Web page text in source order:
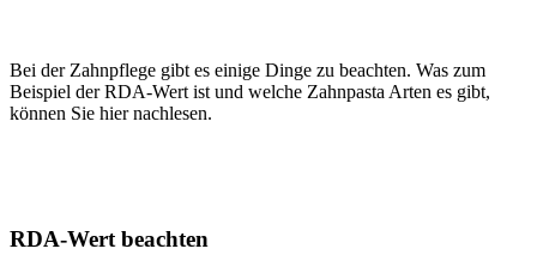
Bei der Zahnpflege gibt es einige Dinge zu beachten. Was zum
Beispiel der RDA-Wert ist und welche Zahnpasta Arten es gibt,
können Sie hier nachlesen.
RDA-Wert beachten